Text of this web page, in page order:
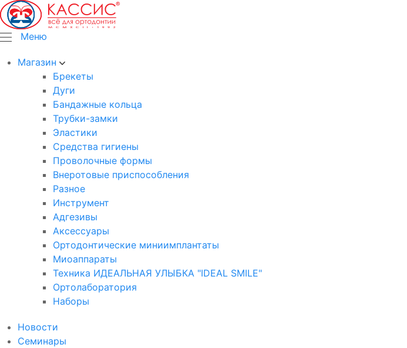
Меню
Магазин
Брекеты
Дуги
Бандажные кольца
Трубки-замки
Эластики
Средства гигиены
Проволочные формы
Внеротовые приспособления
Разное
Инструмент
Адгезивы
Аксессуары
Ортодонтические миниимплантаты
Миоаппараты
Техника ИДЕАЛЬНАЯ УЛЫБКА "IDEAL SMILE"
Ортолаборатория
Наборы
Новости
Семинары